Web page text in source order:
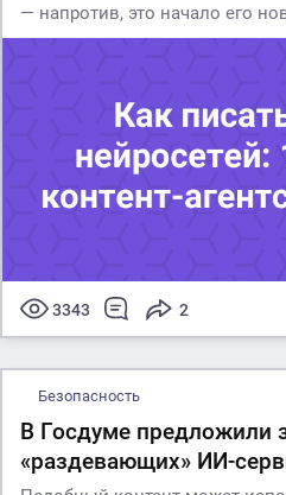
— напротив, это начало его
3343 2
Безопасность
В Госдуме предложили
«раздевающих» ИИ-